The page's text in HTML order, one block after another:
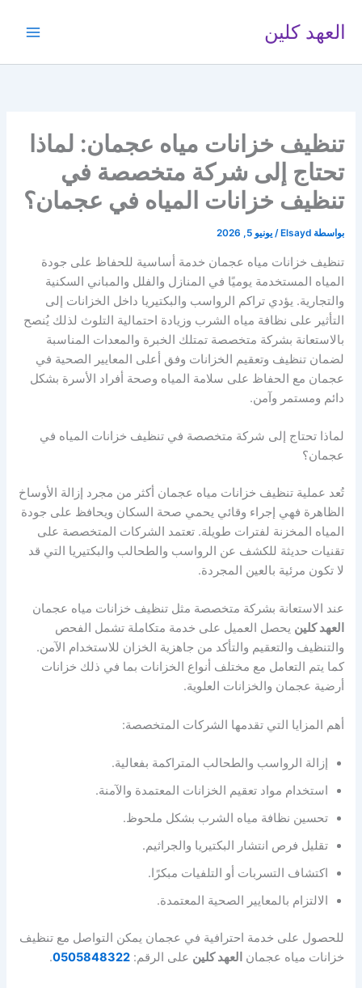
المحتوى
العهد كلين
تنظيف خزانات مياه عجمان: لماذا
تحتاج إلى شركة متخصصة في
تنظيف خزانات المياه في عجمان؟
بواسطة Elsayd
/يونيو 5, 2026
تنظيف خزانات مياه عجمان خدمة أساسية للحفاظ على جودة
المياه المستخدمة يوميًا في المنازل والفلل والمباني السكنية
والتجارية. يؤدي تراكم الرواسب والبكتيريا داخل الخزانات إلى
التأثير على نظافة مياه الشرب وزيادة احتمالية التلوث لذلك يُنصح
بالاستعانة بشركة متخصصة تمتلك الخبرة والمعدات المناسبة
لضمان تنظيف وتعقيم الخزانات وفق أعلى المعايير الصحية في
عجمان مع الحفاظ على سلامة المياه وصحة أفراد الأسرة بشكل
دائم ومستمر وآمن.
لماذا تحتاج إلى شركة متخصصة في تنظيف خزانات المياه في
عجمان؟
تُعد عملية تنظيف خزانات مياه عجمان أكثر من مجرد إزالة الأوساخ
الظاهرة فهي إجراء وقائي يحمي صحة السكان ويحافظ على جودة
المياه المخزنة لفترات طويلة. تعتمد الشركات المتخصصة على
تقنيات حديثة للكشف عن الرواسب والطحالب والبكتيريا التي قد
لا تكون مرئية بالعين المجردة.
عند الاستعانة بشركة متخصصة مثل تنظيف خزانات مياه عجمان
العهد كلين يحصل العميل على خدمة متكاملة تشمل الفحص
والتنظيف والتعقيم والتأكد من جاهزية الخزان للاستخدام الآمن.
كما يتم التعامل مع مختلف أنواع الخزانات بما في ذلك خزانات
أرضية عجمان والخزانات العلوية.
أهم المزايا التي تقدمها الشركات المتخصصة:
إزالة الرواسب والطحالب المتراكمة بفعالية.
استخدام مواد تعقيم الخزانات المعتمدة والآمنة.
تحسين نظافة مياه الشرب بشكل ملحوظ.
تقليل فرص انتشار البكتيريا والجراثيم.
اكتشاف التسربات أو التلفيات مبكرًا.
الالتزام بالمعايير الصحية المعتمدة.
للحصول على خدمة احترافية في عجمان يمكن التواصل مع تنظيف
خزانات مياه عجمان العهد كلين على الرقم:0505848322
.